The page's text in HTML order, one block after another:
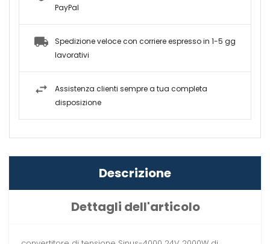
PayPal
Spedizione veloce con corriere espresso in 1-5 gg
lavorativi
Assistenza clienti sempre a tua completa
disposizione
Descrizione
Dettagli dell'articolo